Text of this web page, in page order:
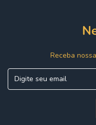
Receba